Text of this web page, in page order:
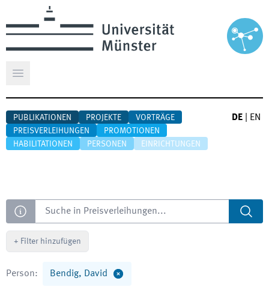
Hauptmenü öffnen
PUBLIKATIONEN PROJEKTE
VORTRÄGE
PREISVERLEIHUNGEN
PROMOTIONEN
HABILITATIONEN
PERSONEN EINRICHTUNGEN
DE EN
Suche
+ Filter hinzufügen
Person: Bendig, David